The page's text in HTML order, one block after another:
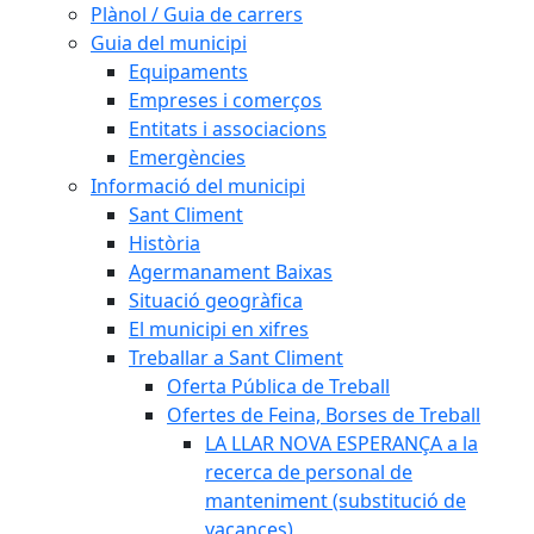
Plànol / Guia de carrers
Guia del municipi
Equipaments
Empreses i comerços
Entitats i associacions
Emergències
Informació del municipi
Sant Climent
Història
Agermanament Baixas
Situació geogràfica
El municipi en xifres
Treballar a Sant Climent
Oferta Pública de Treball
Ofertes de Feina, Borses de Treball
LA LLAR NOVA ESPERANÇA a la
recerca de personal de
manteniment (substitució de